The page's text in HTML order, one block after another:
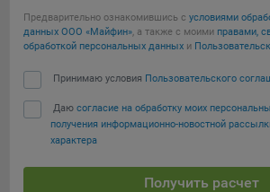
сторонних веб-сайтах.
Иногда Общество использует
для отслеживания эффективности
объявлений. Такие файлы cookie,
с помощью каких браузеров
сайты Общества. С помощью данной
Общество также регулирует и
рекламной деятельности.
Предварительно ознакомившись с условиями
данных ООО «Майфин», а также с моими правами,
обработкой персональных данных и
Принимаю условия Пользовательского
Даю согласие на обработку моих
получения информационно-новостной
характера
Получить расчет